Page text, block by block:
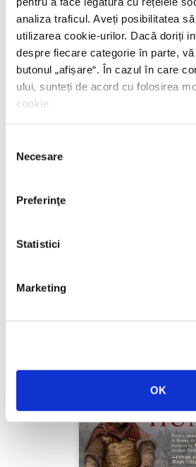
analiza traficul. Aveți posibilitatea
utilizarea cookie-urilor. Dacă doriți
despre fiecare categorie în parte,
butonul „afișare“. În cazul în care
ului, sunteți de acord cu folosirea
cookie.
consimțământului
Necesare
Preferinţe
Statistici
Marketing
OK
Lumea